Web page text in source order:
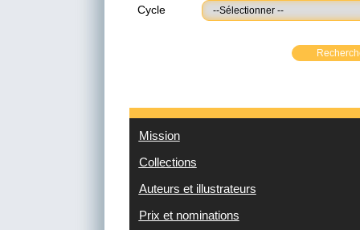
Cycle
Mission
Collections
Auteurs et illustrateurs
Prix et nominations